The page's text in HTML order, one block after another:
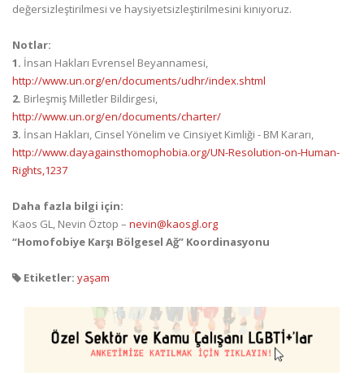
değersizleştirilmesi ve haysiyetsizleştirilmesini kınıyoruz.
Notlar:
1. İnsan Hakları Evrensel Beyannamesi,
http://www.un.org/en/documents/udhr/index.shtml
2. Birleşmiş Milletler Bildirgesi,
http://www.un.org/en/documents/charter/
3. İnsan Hakları, Cinsel Yönelim ve Cinsiyet Kimliği - BM Kararı,
http://www.dayagainsthomophobia.org/UN-Resolution-on-Human-
Rights,1237
Daha fazla bilgi için:
Kaos GL, Nevin Öztop – nevin@kaosgl.org
“Homofobiye Karşı Bölgesel Ağ” Koordinasyonu
Etiketler: yaşam